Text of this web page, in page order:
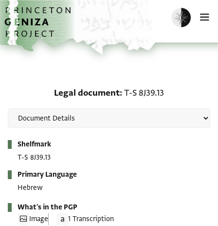
Skip to main content
home
Enable dark
Legal document T-S 8J39.13
Shelfmark
T-S 8J39.13
Primary Language
Hebrew
What's in the PGP
Image
1 Transcription